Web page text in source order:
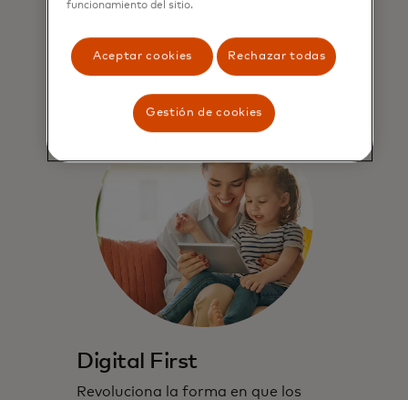
Explora
Digital First
Revoluciona la forma en que los
funcionamiento del sitio.
Aceptar cookies Rechazar todas
Gestión de cookies